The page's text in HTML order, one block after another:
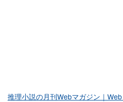
推理小説の月刊Webマガジン｜Web